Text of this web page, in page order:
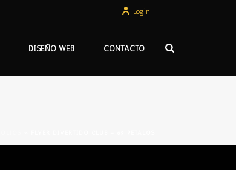
Login
DISEÑO WEB CONTACTO